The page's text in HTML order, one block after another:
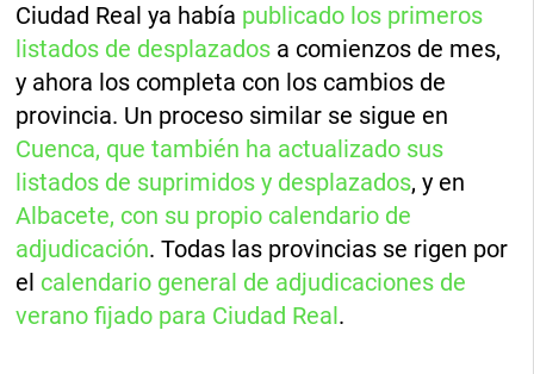
Ciudad Real ya había publicado los primeros
listados de desplazados a comienzos de mes,
y ahora los completa con los cambios de
provincia. Un proceso similar se sigue en
Cuenca, que también ha actualizado sus
listados de suprimidos y desplazados, y en
Albacete, con su propio calendario de
adjudicación. Todas las provincias se rigen por
el calendario general de adjudicaciones de
verano fijado para Ciudad Real .